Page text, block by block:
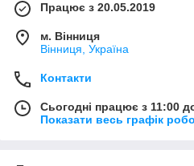
Працює з 20.05.2019
м. Вінниця
Вінниця, Україна
Контакти
Сьогодні працює з 11:00
Показати весь графік